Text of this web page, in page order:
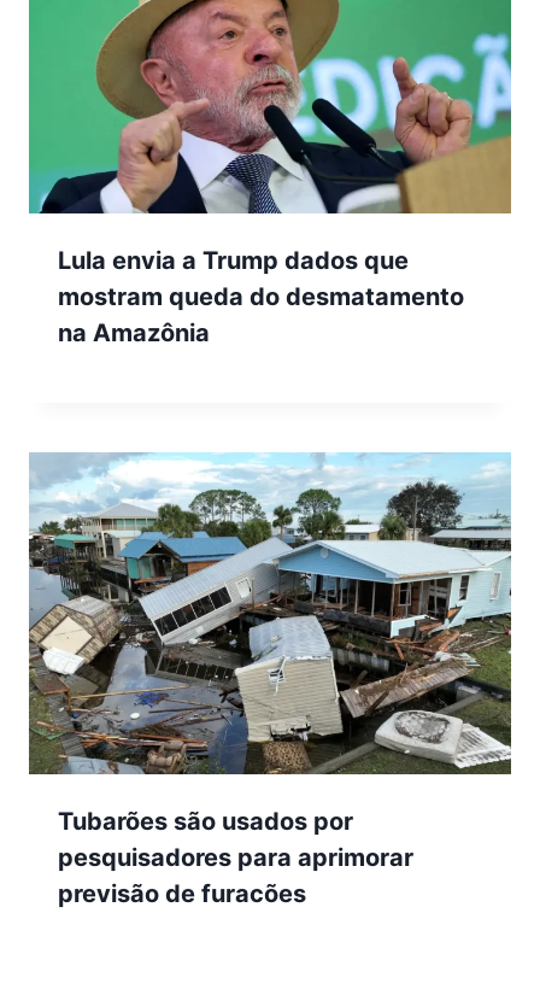
Lula envia a Trump dados que
mostram queda do desmatamento
na Amazônia
Tubarões são usados por
pesquisadores para aprimorar
previsão de furacões